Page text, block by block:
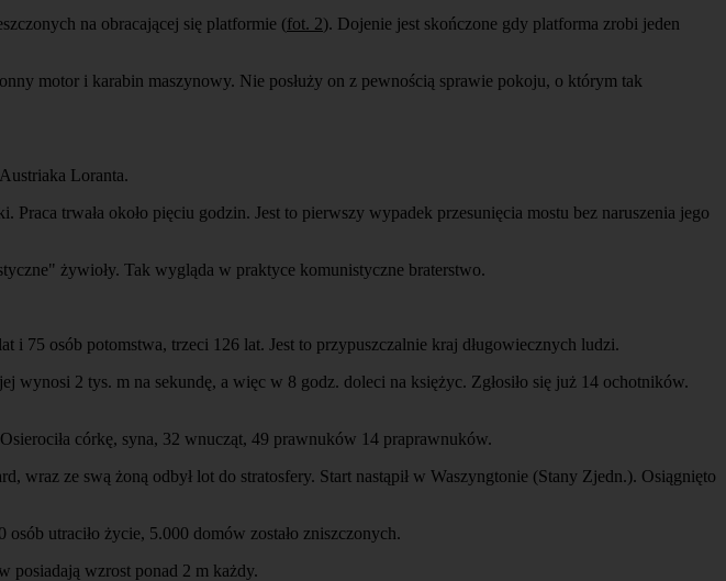
na obracającej się platformie (fot. 2). Dojenie jest skończone gdy platforma zrobi jeden
motor i karabin maszynowy. Nie posłuży on z pewnością sprawie pokoju, o którym tak
Loranta.
trwała około pięciu godzin. Jest to pierwszy wypadek przesunięcia mostu bez naruszenia jego
żywioły. Tak wygląda w praktyce komunistyczne braterstwo.
75 osób potomstwa, trzeci 126 lat. Jest to przypuszczalnie kraj długowiecznych ludzi.
wynosi 2 tys. m na sekundę, a więc w 8 godz. doleci na księżyc. Zgłosiło się już 14 ochotników.
córkę, syna, 32 wnucząt, 49 prawnuków 14 praprawnuków.
wraz ze swą żoną odbył lot do stratosfery. Start nastąpił w Waszyngtonie (Stany Zjedn.). Osiągnięto
utraciło życie, 5.000 domów zostało zniszczonych.
wzrost ponad 2 m każdy.